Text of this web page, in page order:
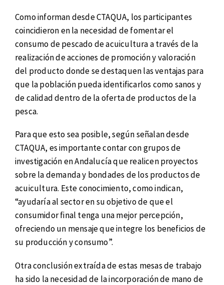
Como informan desde CTAQUA, los participantes
coincidieron en la necesidad de fomentar el
consumo de pescado de acuicultura a través de la
realización de acciones de promoción y valoración
del producto donde se destaquen las ventajas para
que la población pueda identificarlos como sanos y
de calidad dentro de la oferta de productos de la
pesca.
Para que esto sea posible, según señalan desde
CTAQUA, es importante contar con grupos de
investigación en Andalucía que realicen proyectos
sobre la demanda y bondades de los productos de
acuicultura. Este conocimiento, como indican,
“ayudaría al sector en su objetivo de que el
consumidor final tenga una mejor percepción,
ofreciendo un mensaje que integre los beneficios de
su producción y consumo”.
Otra conclusión extraída de estas mesas de trabajo
ha sido la necesidad de la incorporación de mano de